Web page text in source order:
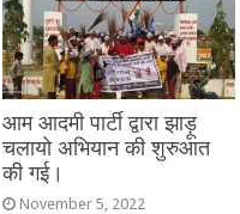
er p
आम आदमी पार्टी द्वारा झाड़ू
चलायो अभियान की शुरुआत
की गई।
November 5, 2022